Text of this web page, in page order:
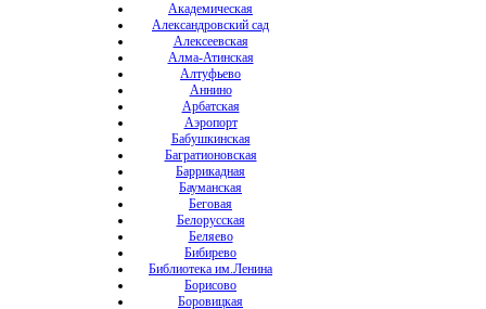
Академическая
Александровский сад
Алексеевская
Алма-Атинская
Алтуфьево
Аннино
Арбатская
Аэропорт
Бабушкинская
Багратионовская
Баррикадная
Бауманская
Беговая
Белорусская
Беляево
Бибирево
Библиотека им.Ленина
Борисово
Боровицкая